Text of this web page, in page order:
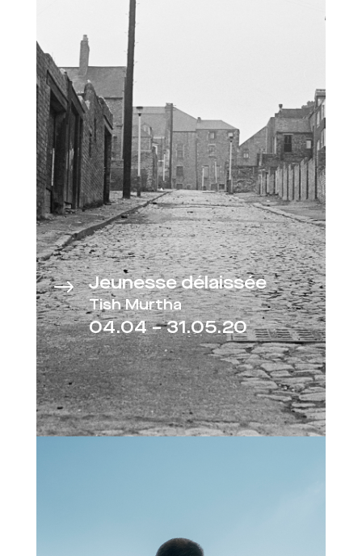
$ Jeunesse délaissée
Tish Murtha
04.04 – 31.05.20